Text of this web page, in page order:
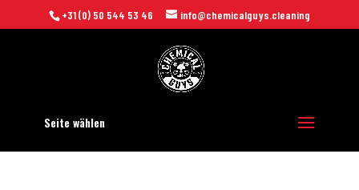
+31 (0) 50 544 53 46 info@chemicalguys.cleaning
Seite wählen